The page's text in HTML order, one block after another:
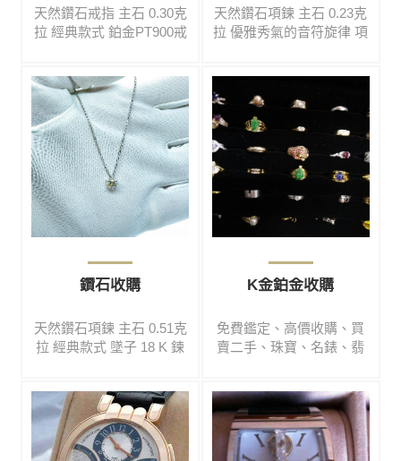
不法分子圈套，血本無
歸。
天然鑽石戒指 主石 0.30克
拉 經典款式 鉑金PT900戒
手#鑽石#彩寶#名錶#翡翠#
玉鐲#黃金#K金#鉑金#各
式精品
天然鑽石項鍊 主石 0.23克
拉 優雅秀氣的音符旋律 項
金#鉑金#各式精品
鑽石收購
天然鑽石項鍊 主石 0.51克
拉 經典款式 墜子 18 K 鍊
名錶#翡翠#玉鐲#黃金#K
金#鉑金#各式精品
K金鉑金收購
免費鑑定、高價收購、買
賣二手、珠寶、名錶、翡
購、高檔翡翠、手鐲、代
尋、買賣、寄賣